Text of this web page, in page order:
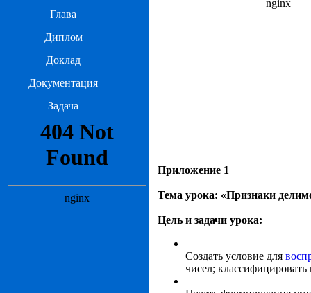
Глава
Диплом
Доклад
Документация
Задача
Приложение 1
Тема урока: «Признаки
Цель и задачи урока:
Создать условие для
чисел;